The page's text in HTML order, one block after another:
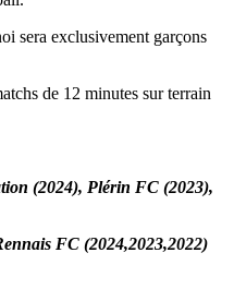
sera exclusivement garçons
de 12 minutes sur terrain
(2024), Plérin FC (2023),
FC (2024,2023,2022)